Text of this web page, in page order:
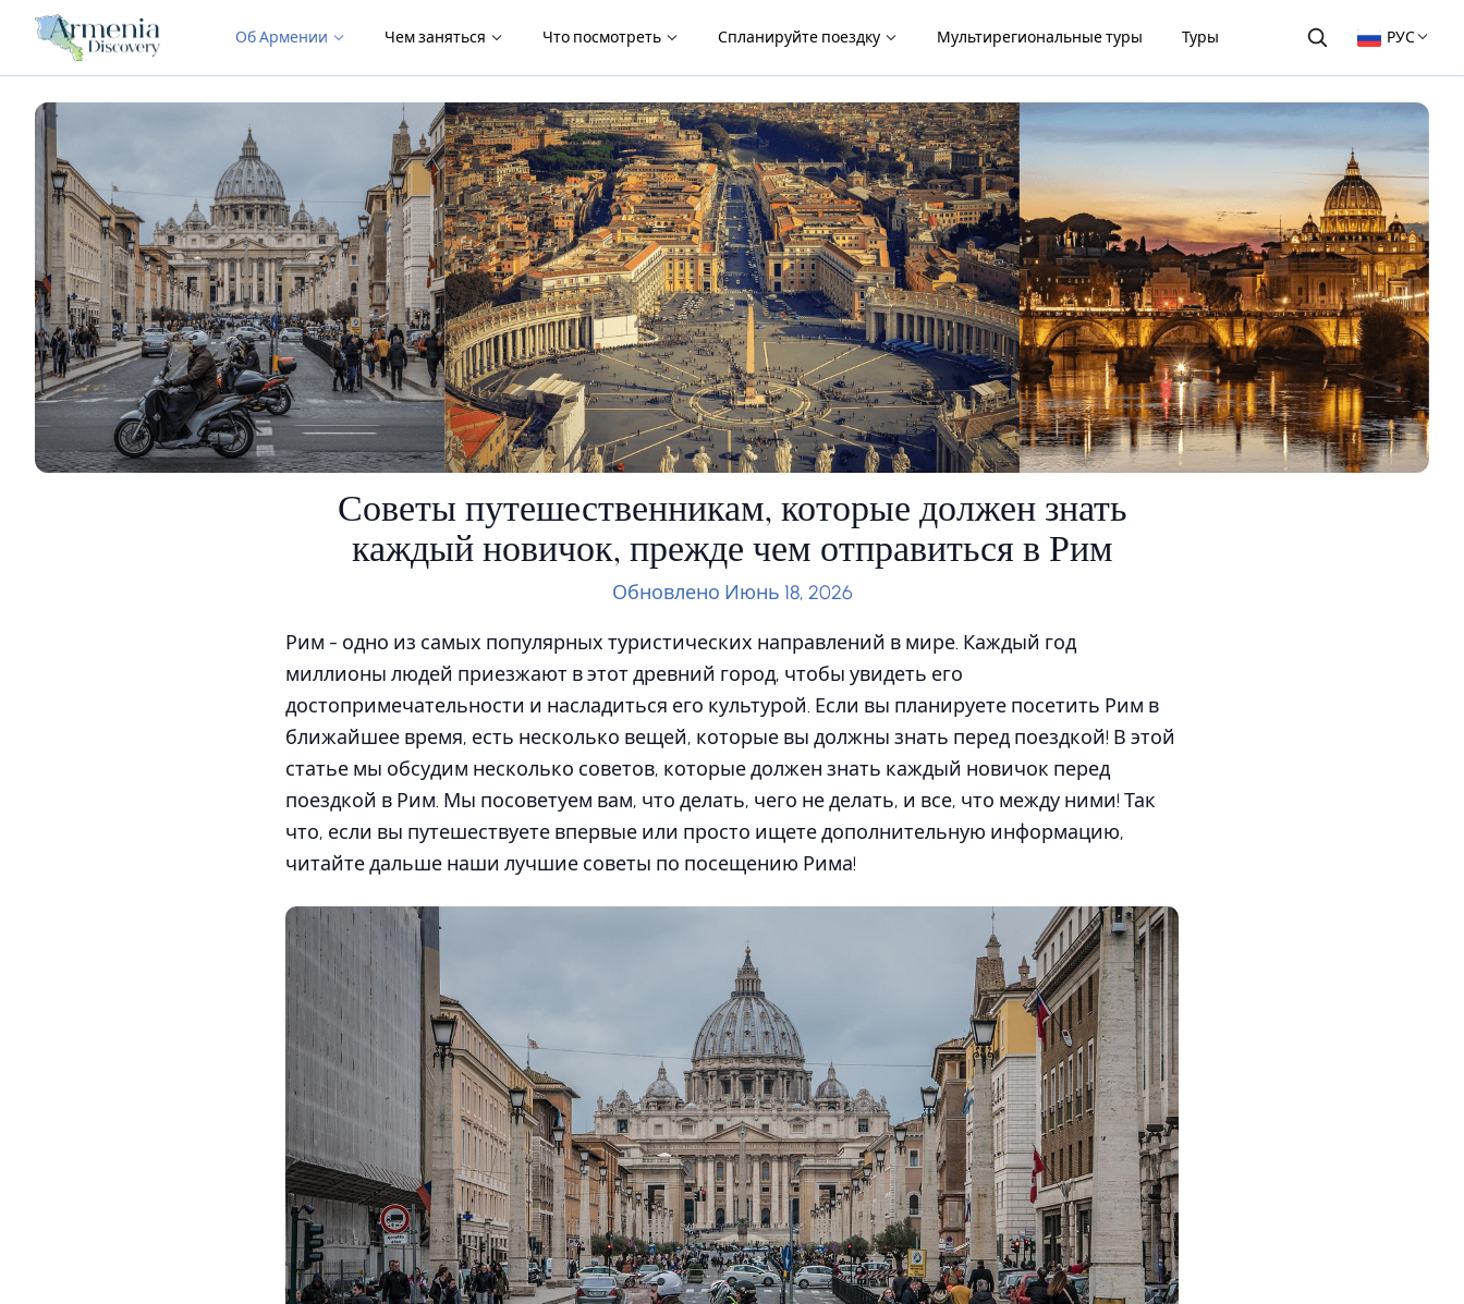
Об Армении Чем заняться Что посмотреть Спланируйте поездку Мультирегиональные туры Туры РУС
Советы путешественникам, которые должен знать
каждый новичок, прежде чем отправиться в Рим
Обновлено Июнь 18, 2026
Рим - одно из самых популярных туристических направлений в мире. Каждый год
миллионы людей приезжают в этот древний город, чтобы увидеть его
достопримечательности и насладиться его культурой. Если вы планируете посетить Рим в
ближайшее время, есть несколько вещей, которые вы должны знать перед поездкой! В этой
статье мы обсудим несколько советов, которые должен знать каждый новичок перед
поездкой в Рим. Мы посоветуем вам, что делать, чего не делать, и все, что между ними! Так
что, если вы путешествуете впервые или просто ищете дополнительную информацию,
читайте дальше наши лучшие советы по посещению Рима!